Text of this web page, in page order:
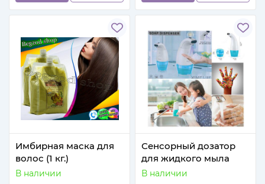
Имбирная маска для
волос (1 кг.)
В наличии
Сенсорный дозатор
для жидкого мыла
В наличии